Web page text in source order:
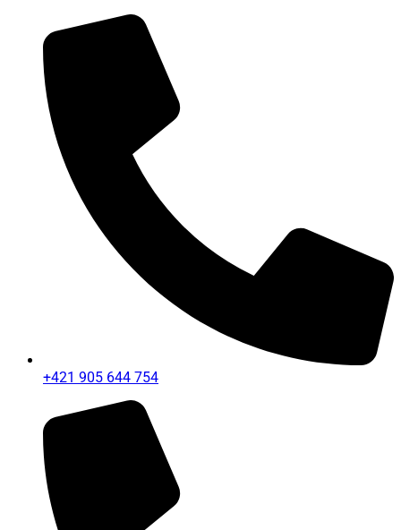
+421 905 644 754